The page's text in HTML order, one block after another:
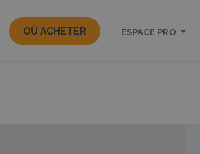
OÙ ACHETER ESPACE PRO